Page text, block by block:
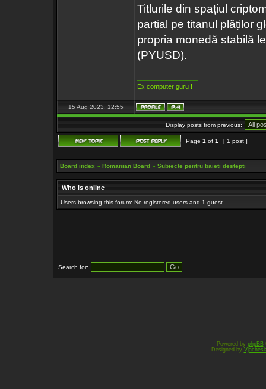
Titlurile din spațiul
parțial pe titanul plăților
propria monedă stabilă
(PYUSD).
Ex computer guru !
15 Aug 2023, 12:55
Display posts from previous:
Page 1 of 1 [ 1 post ]
Board index » Romanian Board » Subiecte pentru baieti destepti
Who is online
Users browsing this forum: No registered users and 1 guest
Search for:
Powered by phpBB
Designed by